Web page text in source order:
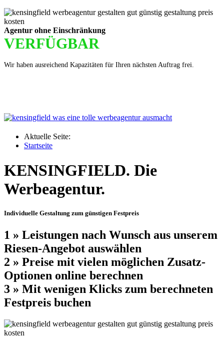
Agentur ohne Einschränkung
VERFÜGBAR
Wir haben ausreichend Kapazitäten für Ihren nächsten Auftrag frei.
Aktuelle Seite:
Startseite
KENSINGFIELD. Die
Werbeagentur.
Individuelle Gestaltung zum günstigen Festpreis
1 » Leistungen nach Wunsch aus unserem
Riesen-Angebot auswählen
2 » Preise mit vielen möglichen Zusatz-
Optionen online berechnen
3 » Mit wenigen Klicks zum berechneten
Festpreis buchen